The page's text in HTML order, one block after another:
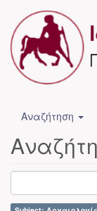
Αναζήτηση